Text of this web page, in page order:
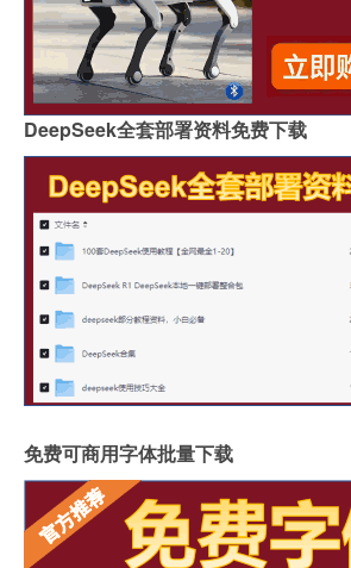
DeepSeek全套部署资料免费下载
免费可商用字体批量下载